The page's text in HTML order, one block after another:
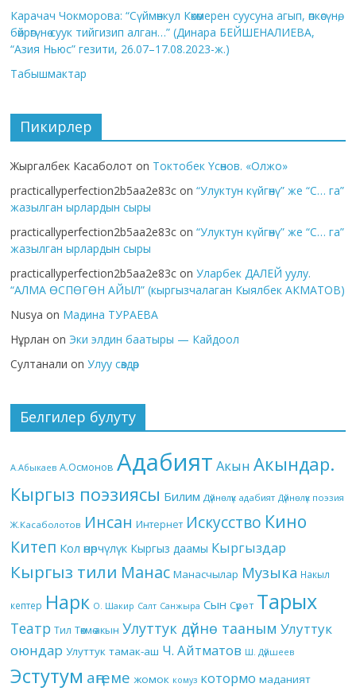
Карачач Чокморова: “Сүймөнкул Көкөмерен суусуна агып, өпкөсүнө,
бөйрөгүнө суук тийгизип алган…” (Динара БЕЙШЕНАЛИЕВА,
“Азия Ньюс” гезити, 26.07–17.08.2023-ж.)
Табышмактар
Пикирлер
Жыргалбек Касаболот on Токтобек Үсөнов. «Олжо»
practicallyperfection2b5aa2e83c on“Улуктун күйгөнү” же “С… га”
жазылган ырлардын сыры
practicallyperfection2b5aa2e83c on“Улуктун күйгөнү” же “С… га”
жазылган ырлардын сыры
practicallyperfection2b5aa2e83c onУларбек ДАЛЕЙ уулу.
“АЛМА ӨСПӨГӨН АЙЫЛ” (кыргызчалаган Кыялбек АКМАТОВ)
Nusya on Мадина ТУРАЕВА
Нұрлан on Эки элдин баатыры — Кайдоол
Султанали onУлуу сөздөр
Белгилер булуту
А.Абыкаев А.Осмонов Адабият Акын Акындар.
Кыргыз поэзиясы Билим Дүйнөлүк адабият Дүйнөлүк поэзия
Ж.Касаболотов Инсан Интернет Искусство Кино
Китеп Кол өнөрчүлүк Кыргыз даамы Кыргыздар
Кыргыз тили Манас Манасчылар Музыка Накыл
кептер Нарк О. Шакир Салт Санжыра Сын Сүрөт Тарых
Театр Тил Төкмө акын Улуттук дүйнө тааным Улуттук
оюндар Улуттук тамак-аш Ч. Айтматов Ш. Дүйшеев
Эстутум аңгеме жомок комуз котормо маданият